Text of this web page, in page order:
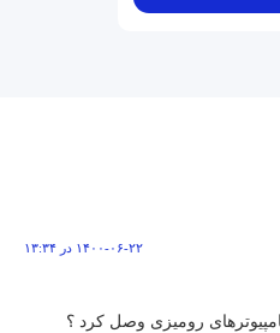
۱۴۰۰-۰۶-۲۲ در ۱۳:۳۴
رومیزی وصل کرد ؟